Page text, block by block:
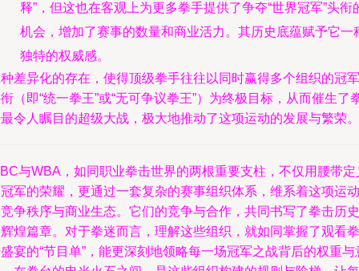
释”，但这也在客观上为更多拳手提供了争夺“世界冠军”头衔
机会，增加了赛事的数量和商业活力。其历史底蕴赋予它一
独特的权威感。
差异化的存在，使得顶级拳手往往以同时赢得多个组织的冠军
（即“统一拳王”或“无可争议拳王”）为终极目标，从而催生了
令人瞩目的超级大战，极大地推动了这项运动的发展与繁荣。
与WBA，如同职业拳击世界的两根重要支柱，不仅用腰带定
军的荣耀，更通过一套复杂的赛事组织体系，维系着这项运动
争秩序与商业生态。它们的竞争与合作，共同书写了拳击历史
煌篇章。对于拳迷而言，理解这些组织，就如同掌握了观看拳
宴的“节目单”，能更深刻地领略每一场冠军之战背后的权重与